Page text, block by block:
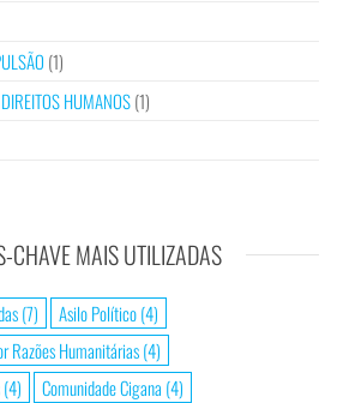
(1)
HUMANOS(1)
CHAVE MAIS UTILIZADAS
(7) Asilo Político(4)
Razões Humanitárias(4)
(4) Comunidade Cigana (4)